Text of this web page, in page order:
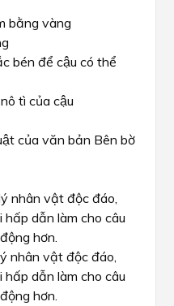
bằng vàng
bén để cậu có thể
tì của cậu
của văn bản Bên bờ
nhân vật độc đáo,
dẫn làm cho câu
hơn.
nhân vật độc đáo,
dẫn làm cho câu
hơn.